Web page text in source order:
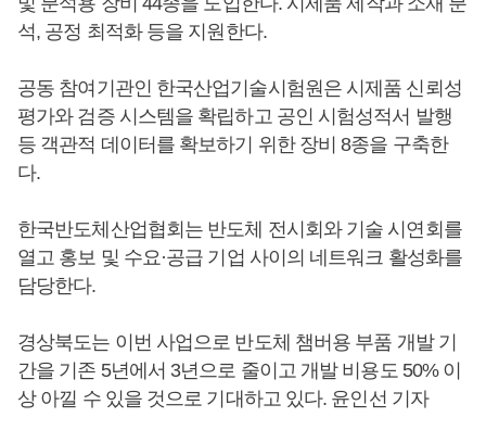
석, 공정 최적화 등을 지원한다.
공동 참여기관인 한국산업기술시험원은 시제품 신뢰성
평가와 검증 시스템을 확립하고 공인 시험성적서 발행
등 객관적 데이터를 확보하기 위한 장비 8종을 구축한
다.
한국반도체산업협회는 반도체 전시회와 기술 시연회를
열고 홍보 및 수요·공급 기업 사이의 네트워크 활성화를
담당한다.
경상북도는 이번 사업으로 반도체 챔버용 부품 개발 기
간을 기존 5년에서 3년으로 줄이고 개발 비용도 50% 이
상 아낄 수 있을 것으로 기대하고 있다. 윤인선 기자